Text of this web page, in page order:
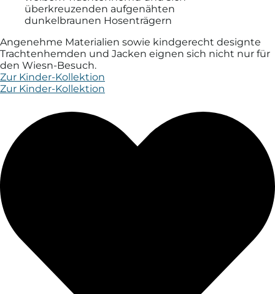
Angenehme Materialien sowie kind­gerecht designte
Trachten­hemden und Jacken eignen sich nicht nur für
den Wiesn-Besuch.
Zur Kinder-Kollektion
Zur Kinder-Kollektion